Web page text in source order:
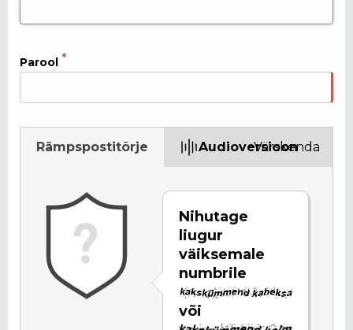
Parool
Rämpspostitõrje Audioversioon
Nihutage
liugur
väiksemale
numbrile
või
Värskenda